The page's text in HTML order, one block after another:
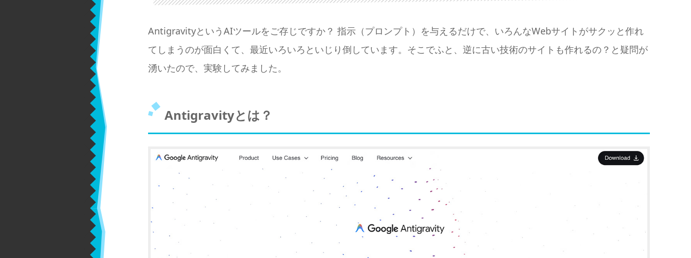
AntigravityというAIツールをご存じですか？ 指示（プロンプト）を与えるだけで、いろんなWebサイトがサクッと作れ
てしまうのが面白くて、最近いろいろといじり倒しています。そこでふと、逆に古い技術のサイトも作れるの？と疑問が
湧いたので、実験してみました。
Antigravityとは？